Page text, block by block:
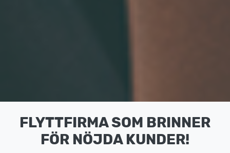
FLYTTFIRMA SOM BRINNER
FÖR NÖJDA KUNDER!